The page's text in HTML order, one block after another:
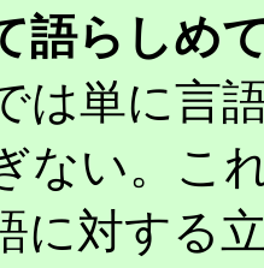
語らしめ
は単に言
ない。こ
に対する